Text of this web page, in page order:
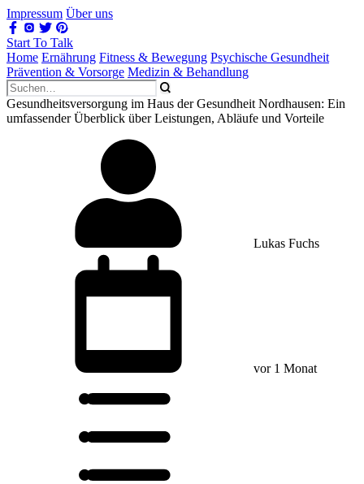
Impressum Über uns
Start To Talk
Home Ernährung Fitness & Bewegung Psychische Gesundheit
Prävention & Vorsorge Medizin & Behandlung
Gesundheitsversorgung im Haus der Gesundheit Nordhausen: Ein
umfassender Überblick über Leistungen, Abläufe und Vorteile
Lukas Fuchs
vor 1 Monat